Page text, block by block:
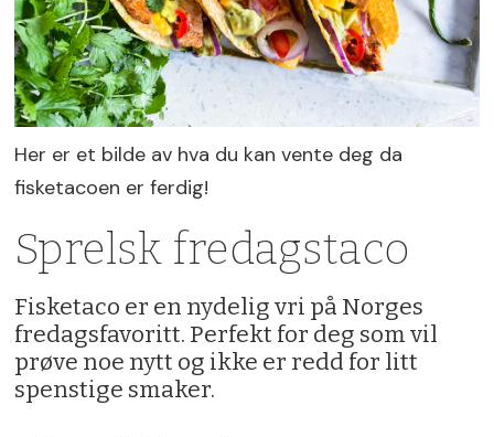
Her er et bilde av hva du kan vente deg da
fisketacoen er ferdig!
Sprelsk fredagstaco
Fisketaco er en nydelig vri på Norges
fredagsfavoritt. Perfekt for deg som vil
prøve noe nytt og ikke er redd for litt
spenstige smaker.